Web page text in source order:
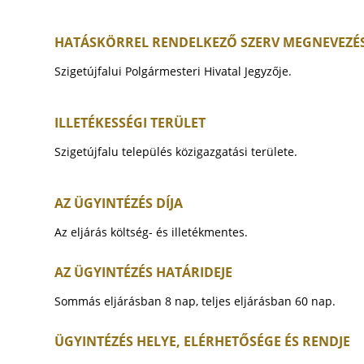
HATÁSKÖRREL RENDELKEZŐ SZERV
Szigetújfalui Polgármesteri Hivatal Jegyzője.
ILLETÉKESSÉGI TERÜLET
Szigetújfalu település közigazgatási területe.
AZ ÜGYINTÉZÉS DÍJA
Az eljárás költség- és illetékmentes.
AZ ÜGYINTÉZÉS HATÁRIDEJE
Sommás eljárásban 8 nap, teljes eljárásban 60 nap.
ÜGYINTÉZÉS HELYE, ELÉRHETŐSÉGE ÉS RENDJE